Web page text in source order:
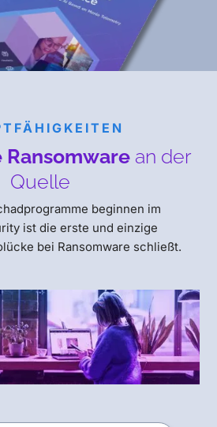
Ransomware an der
Quelle
beginnen im
ist die erste und einzige
bei Ransomware schließt.